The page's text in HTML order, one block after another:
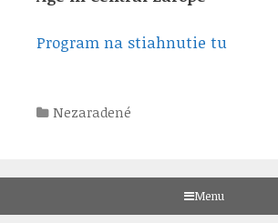
Program na stiahnutie tu
Categories
Nezaradené
Menu